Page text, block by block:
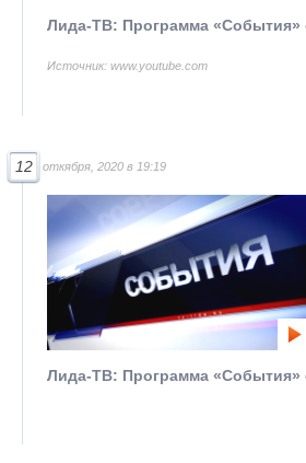
Лида-ТВ: Программа «События»
Источник: www.youtube.com
12 откября, 2020 в 19:19
Лида-ТВ: Программа «События»